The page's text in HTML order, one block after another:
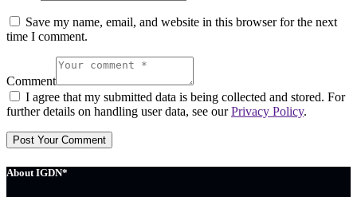
Save my name, email, and website in this browser for the next
time I comment.
Comment
I agree that my submitted data is being collected and stored. For
further details on handling user data, see ourPrivacy Policy.
About IGDN*